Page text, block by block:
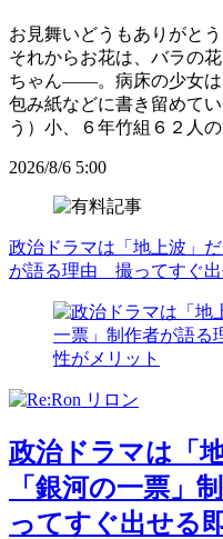
お見舞いどうもありがと
それからお花は、バラの
ちゃん――。病床の少女は
包み紙などに書き留めて
う）小、６年竹組６２人
2026/8/6 5:00
政治ドラマは「地上波」
が語る理由 撮ってすぐ出
政治ドラマは「
「銀河の一票」
ってすぐ出せる